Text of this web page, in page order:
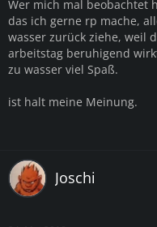
Wer mich mal beobachtet
das ich gerne rp mache,
wasser zurück ziehe, weil
arbeitstag beruhigend
zu wasser viel Spaß.
ist halt meine Meinung.
Joschi